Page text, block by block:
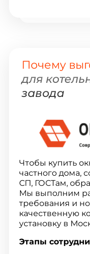
Почему
для
завода
Чтобы купить
частного дома,
СП, ГОСТам,
Мы выполним
требования и
качественную
установку в
Этапы